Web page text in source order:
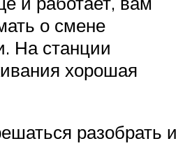
о смене
На станции
хорошая
разобрать и